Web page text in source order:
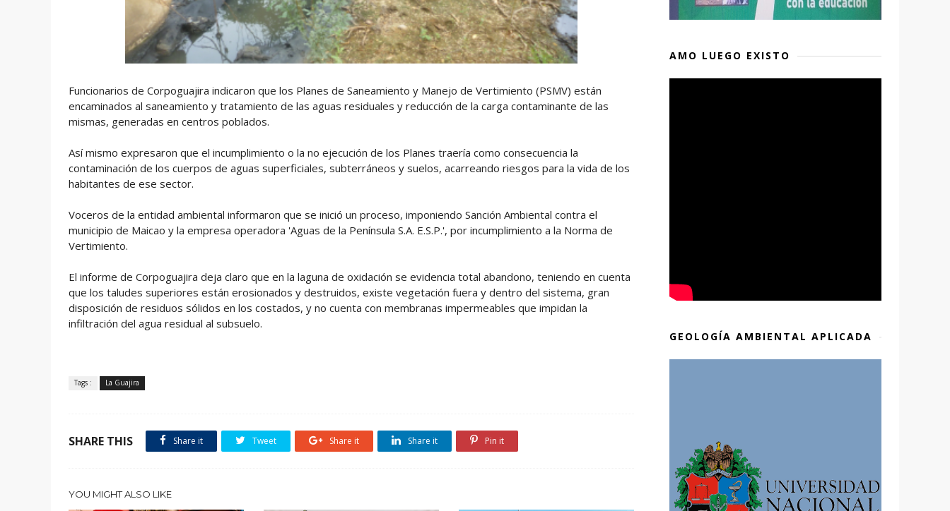
Funcionarios de Corpoguajira indicaron que los Planes de Saneamiento y Manejo de Vertimiento (PSMV) están
encaminados al saneamiento y tratamiento de las aguas residuales y reducción de la carga contaminante de las
mismas, generadas en centros poblados.
Así mismo expresaron que el incumplimiento o la no ejecución de los Planes traería como consecuencia la
contaminación de los cuerpos de aguas superficiales, subterráneos y suelos, acarreando riesgos para la vida de los
habitantes de ese sector.
Voceros de la entidad ambiental informaron que se inició un proceso, imponiendo Sanción Ambiental contra el
municipio de Maicao y la empresa operadora 'Aguas de la Península S.A. E.S.P.', por incumplimiento a la Norma de
Vertimiento.
El informe de Corpoguajira deja claro que en la laguna de oxidación se evidencia total abandono, teniendo en cuenta
que los taludes superiores están erosionados y destruidos, existe vegetación fuera y dentro del sistema, gran
disposición de residuos sólidos en los costados, y no cuenta con membranas impermeables que impidan la
infiltración del agua residual al subsuelo.
Tags : La Guajira
SHARE THIS Share it Tweet Share it Share it Pin it
YOU MIGHT ALSO LIKE
AMO LUEGO EXISTO
GEOLOGÍA AMBIENTAL APLICADA